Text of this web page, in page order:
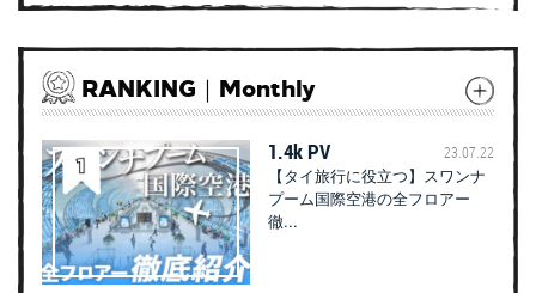
RANKING｜Monthly
1.4k PV 23.07.22
【タイ旅行に役立つ】スワンナ
プーム国際空港の全フロアー
徹...